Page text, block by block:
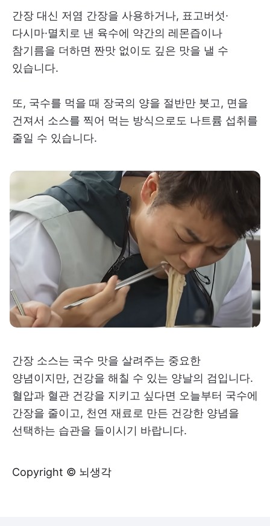
간장 대신 저염 간장을 사용하거나, 표고버섯·
다시마·멸치로 낸 육수에 약간의 레몬즙이나
참기름을 더하면 짠맛 없이도 깊은 맛을 낼 수
있습니다.
또, 국수를 먹을 때 장국의 양을 절반만 붓고, 면을
건져서 소스를 찍어 먹는 방식으로도 나트륨 섭취를
줄일 수 있습니다.
간장 소스는 국수 맛을 살려주는 중요한
양념이지만, 건강을 해칠 수 있는 양날의 검입니다.
혈압과 혈관 건강을 지키고 싶다면 오늘부터 국수에
간장을 줄이고, 천연 재료로 만든 건강한 양념을
선택하는 습관을 들이시기 바랍니다.
Copyright © 뇌생각